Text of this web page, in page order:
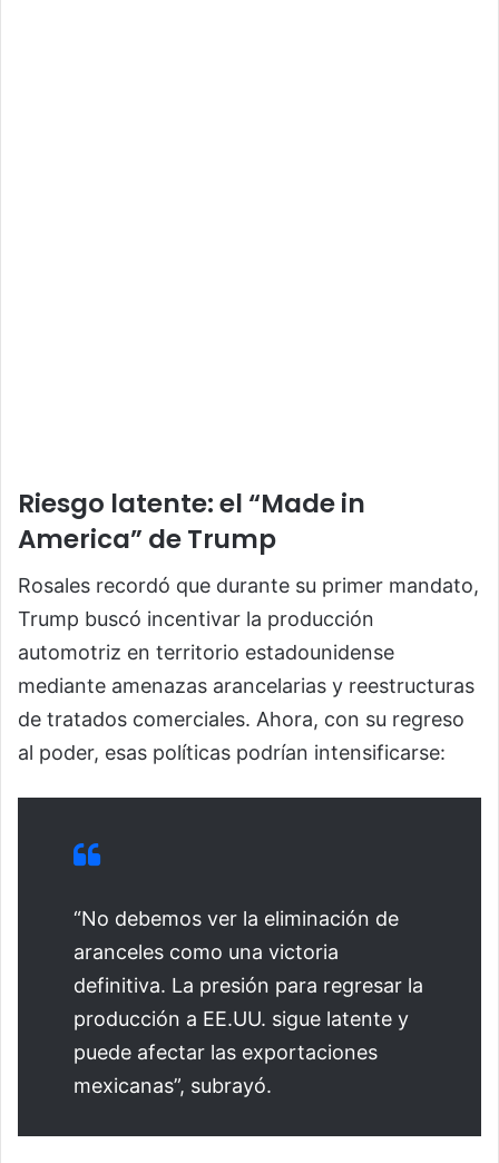
Riesgo latente: el “Made in
America” de Trump
Rosales recordó que durante su primer mandato,
Trump buscó incentivar la producción
automotriz en territorio estadounidense
mediante amenazas arancelarias y reestructuras
de tratados comerciales. Ahora, con su regreso
al poder, esas políticas podrían intensificarse:
“No debemos ver la eliminación de
aranceles como una victoria
definitiva. La presión para regresar la
producción a EE.UU. sigue latente y
puede afectar las exportaciones
mexicanas”, subrayó.